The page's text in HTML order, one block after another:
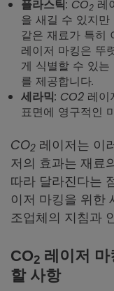
플라스틱: CO2 레
을 새길 수 있지
같은 재료가 특히
레이저 마킹은 뚜
게 식별할 수 있
를 제공합니다.
세라믹: CO2 레이
표면에 영구적인
CO2 레이저는 이
저의 효과는 재료
따라 달라진다는
이저 마킹을 위한
조업체의 지침과
CO2 레이저
할 사항